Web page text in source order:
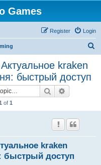
Games
Login
Register
kraken
быстрый доступ
Search
of 1
kraken
быстрый доступ